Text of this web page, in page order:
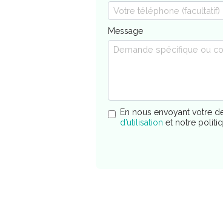
Message
En nous envoyant votre
d’utilisation et notre